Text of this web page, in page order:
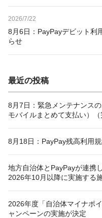
2026/7/22
8月6日：PayPayデビット利
らせ
最近の投稿
8月7日：緊急メンテナンス
モバイルまとめて支払い）（
8月18日：PayPay残高利用
地方自治体とPayPayが連携
2026年10月以降に実施する
2026年度「自治体マイナポ
ャンペーンの実施が決定